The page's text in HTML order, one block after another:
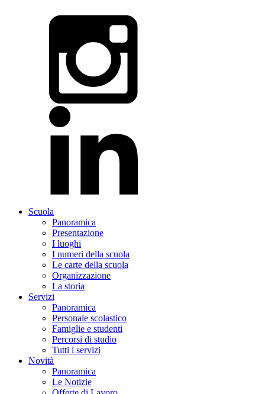
Scuola
Panoramica
Presentazione
I luoghi
I numeri della scuola
Le carte della scuola
Organizzazione
La storia
Servizi
Panoramica
Personale scolastico
Famiglie e studenti
Percorsi di studio
Tutti i servizi
Novità
Panoramica
Le Notizie